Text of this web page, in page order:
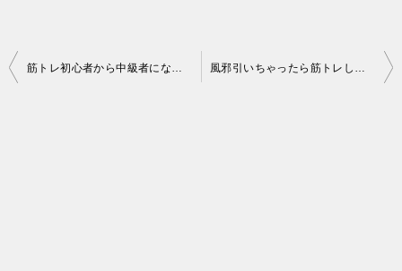
投
筋トレ初心者から中級者になっていくための手順とは？トレーニングを上達させる法則 -中編- 風邪引いちゃったら筋トレしていいはずがありません。